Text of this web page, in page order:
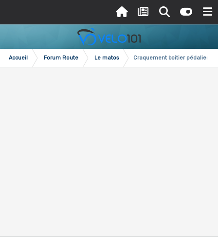
Accueil Forum Route Le matos Craquement boitier pédalier